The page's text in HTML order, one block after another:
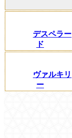
デスペラー
ド
ヴァルキリ
ー